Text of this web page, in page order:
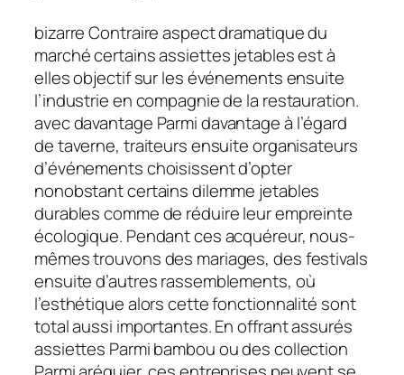
bizarre Contraire aspect dramatique du
marché certains assiettes jetables est à
elles objectif sur les événements ensuite
l’industrie en compagnie de la restauration.
avec davantage Parmi davantage à l’égard
de taverne, traiteurs ensuite organisateurs
d’événements choisissent d’opter
nonobstant certains dilemme jetables
durables comme de réduire leur empreinte
écologique. Pendant ces acquéreur, nous-
mêmes trouvons des mariages, des festivals
ensuite d’autres rassemblements, où
l’esthétique alors cette fonctionnalité sont
total aussi importantes. En offrant assurés
assiettes Parmi bambou ou des collection